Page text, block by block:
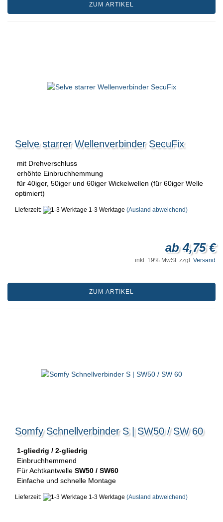
ZUM ARTIKEL
Selve starrer Wellenverbinder SecuFix
mit Drehverschluss
erhöhte Einbruchhemmung
für 40iger, 50iger und 60iger Wickelwellen (für 60iger Welle
optimiert)
Lieferzeit: 1-3 Werktage (Ausland abweichend)
ab 4,75 €
inkl. 19% MwSt. zzgl. Versand
ZUM ARTIKEL
Somfy Schnellverbinder S | SW50 / SW 60
1-gliedrig / 2-gliedrig
Einbruchhemmend
Für Achtkantwelle SW50 / SW60
Einfache und schnelle Montage
Lieferzeit: 1-3 Werktage (Ausland abweichend)